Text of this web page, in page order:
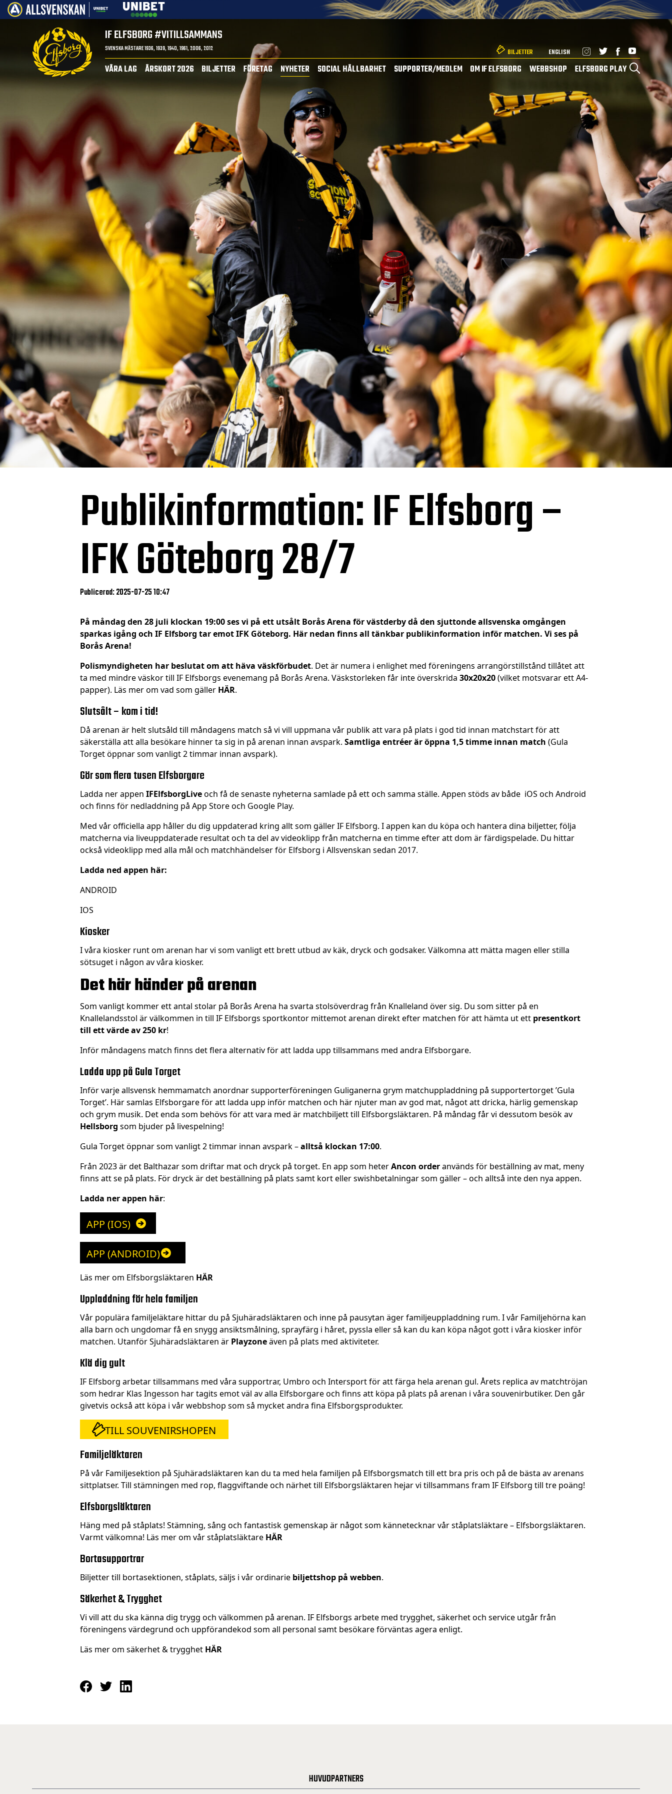
IF ELFSBORG#VITILLSAMMANS
SVENSKA MÄSTARE 1936, 1939, 1940, 1961, 2006, 2012 BILJETTER ENGLISH
VÅRA LAG ÅRSKORT 2026 BILJETTER FÖRETAG NYHETER SOCIAL HÅLLBARHET SUPPORTER/MEDLEM OM IF ELFSBORG WEBBSHOP ELFSBORG PLAY
Publikinformation: IF Elfsborg –
IFK Göteborg 28/7
Publicerad: 2025-07-25 10:47
På måndag den 28 juli klockan 19:00 ses vi på ett utsålt Borås Arena för västderby då den sjuttonde allsvenska omgången
sparkas igång och IF Elfsborg tar emot IFK Göteborg. Här nedan finns all tänkbar publikinformation inför matchen. Vi ses på
Borås Arena!
Polismyndigheten har beslutat om att häva väskförbudet. Det är numera i enlighet med föreningens arrangörstillstånd tillåtet att
ta med mindre väskor till IF Elfsborgs evenemang på Borås Arena. Väskstorleken får inte överskrida 30x20x20(vilket motsvarar ett A4-
papper). Läs mer om vad som gäller HÄR.
Slutsålt – kom i tid!
Då arenan är helt slutsåld till måndagens match så vi vill uppmana vår publik att vara på plats i god tid innan matchstart för att
säkerställa att alla besökare hinner ta sig in på arenan innan avspark. Samtliga entréer är öppna 1,5 timme innan match (Gula
Torget öppnar som vanligt 2 timmar innan avspark).
Gör som flera tusen Elfsborgare
Ladda ner appen IFElfsborgLiveoch få de senaste nyheterna samlade på ett och samma ställe. Appen stöds av både iOS och Android
och finns för nedladdning på App Store och Google Play.
Med vår officiella app håller du dig uppdaterad kring allt som gäller IF Elfsborg. I appen kan du köpa och hantera dina biljetter, följa
matcherna via liveuppdaterade resultat och ta del av videoklipp från matcherna en timme efter att dom är färdigspelade. Du hittar
också videoklipp med alla mål och matchhändelser för Elfsborg i Allsvenskan sedan 2017.
Ladda ned appen här:
ANDROID
IOS
Kiosker
I våra kiosker runt om arenan har vi som vanligt ett brett utbud av käk, dryck och godsaker. Välkomna att mätta magen eller stilla
sötsuget i någon av våra kiosker.
Det här händer på arenan
Som vanligt kommer ett antal stolar på Borås Arena ha svarta stolsöverdrag från Knalleland över sig. Du som sitter på en
Knallelandsstol är välkommen in till IF Elfsborgs sportkontor mittemot arenan direkt efter matchen för att hämta ut ett presentkort
till ett värde av 250 kr!
Inför måndagens match finns det flera alternativ för att ladda upp tillsammans med andra Elfsborgare.
Ladda upp på Gula Torget
Inför varje allsvensk hemmamatch anordnar supporterföreningen Guliganerna grym matchuppladdning på supportertorget ’Gula
Torget’. Här samlas Elfsborgare för att ladda upp inför matchen och här njuter man av god mat, något att dricka, härlig gemenskap
och grym musik. Det enda som behövs för att vara med är matchbiljett till Elfsborgsläktaren. På måndag får vi dessutom besök av
Hellsborg som bjuder på livespelning!
Gula Torget öppnar som vanligt 2 timmar innan avspark –alltså klockan 17:00.
Från 2023 är det Balthazar som driftar mat och dryck på torget. En app som heterAncon orderanvänds för beställning av mat, meny
finns att se på plats. För dryck är det beställning på plats samt kort eller swishbetalningar som gäller – och alltså inte den nya appen.
Ladda ner appen här:
APP (IOS)
APP (ANDROID)
Läs mer om Elfsborgsläktaren HÄR
Uppladdning för hela familjen
Vår populära familjeläktare hittar du på Sjuhäradsläktaren och inne på pausytan äger familjeuppladdning rum. I vår Familjehörna kan
alla barn och ungdomar få en snygg ansiktsmålning, sprayfärg i håret, pyssla eller så kan du kan köpa något gott i våra kiosker inför
matchen. Utanför Sjuhäradsläktaren är Playzoneäven på plats med aktiviteter.
Klä dig gult
IF Elfsborg arbetar tillsammans med våra supportrar, Umbro och Intersport för att färga hela arenan gul. Årets replica av matchtröjan
som hedrar Klas Ingesson har tagits emot väl av alla Elfsborgare och finns att köpa på plats på arenan i våra souvenirbutiker. Den går
givetvis också att köpa i vår webbshop som så mycket andra fina Elfsborgsprodukter.
TILL SOUVENIRSHOPEN
Familjeläktaren
På vår Familjesektion på Sjuhäradsläktaren kan du ta med hela familjen på Elfsborgsmatch till ett bra pris och på de bästa av arenans
sittplatser. Till stämningen med rop, flaggviftande och närhet till Elfsborgsläktaren hejar vi tillsammans fram IF Elfsborg till tre poäng!
Elfsborgsläktaren
Häng med på ståplats! Stämning, sång och fantastisk gemenskap är något som kännetecknar vår ståplatsläktare – Elfsborgsläktaren.
Varmt välkomna! Läs mer om vår ståplatsläktare HÄR
Bortasupportrar
Biljetter till bortasektionen, ståplats, säljs i vår ordinarie biljettshop på webben.
Säkerhet & Trygghet
Vi vill att du ska känna dig trygg och välkommen på arenan. IF Elfsborgs arbete med trygghet, säkerhet och service utgår från
föreningens värdegrund och uppförandekod som all personal samt besökare förväntas agera enligt.
Läs mer om säkerhet & trygghet HÄR
HUVUDPARTNERS